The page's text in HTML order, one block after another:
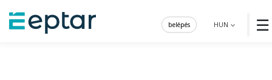
☰
HUN
belépés